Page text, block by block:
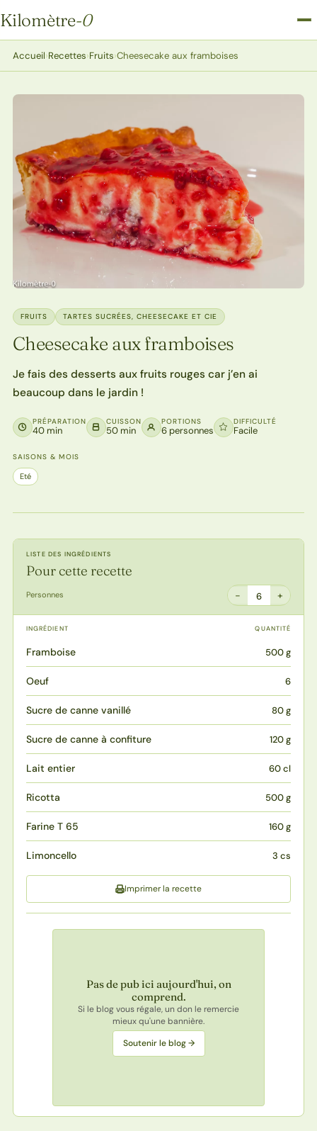
Kilomètre-0
Kilomètre-0
Accueil›Recettes›Fruits›Cheesecake aux framboises
FRUITS TARTES SUCRÉES, CHEESECAKE ET CIE
Cheesecake aux framboises
Je fais des desserts aux fruits rouges car j’en ai
beaucoup dans le jardin !
PRÉPARATION
40 min
CUISSON
50 min
PORTIONS
6 personnes
DIFFICULTÉ
Facile
SAISONS & MOIS
Eté
LISTE DES INGRÉDIENTS
Pour cette recette
Personnes − 6 +
INGRÉDIENT QUANTITÉ
Framboise 500 g
Oeuf 6
Sucre de canne vanillé 80 g
Sucre de canne à confiture 120 g
Lait entier 60 cl
Ricotta 500 g
Farine T 65 160 g
Limoncello 3 cs
Imprimer la recette
Pas de pub ici aujourd'hui, on
comprend.
Si le blog vous régale, un don le remercie
mieux qu'une bannière.
Soutenir le blog →